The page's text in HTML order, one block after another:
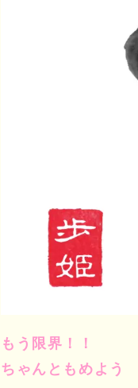
もう限界！！
ちゃんともめよう